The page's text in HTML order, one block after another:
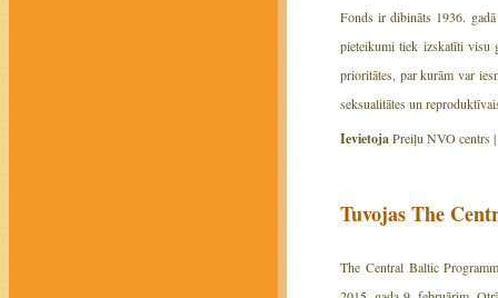
Fonds ir dibināts 1936.
pieteikumi tiek izskatīti visu
prioritātes, par kurām var
seksualitātes un
IevietojaPreiļu NVO centrs |
Tuvojas The
The Central Baltic